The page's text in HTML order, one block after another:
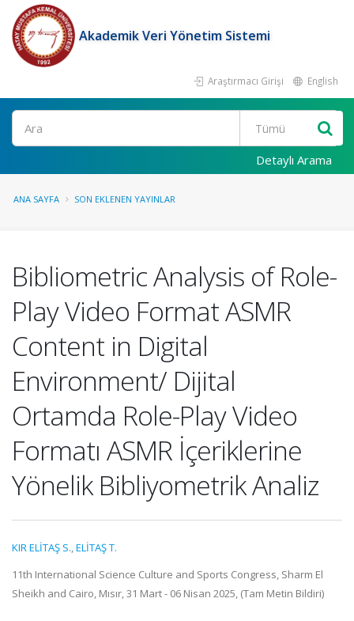
Akademik Veri Yönetim Sistemi
Araştırmacı Girişi English
Ara
Detaylı Arama
ANA SAYFA SON EKLENEN YAYINLAR
Bibliometric Analysis of Role-
Play Video Format ASMR
Content in Digital
Environment/ Dijital
Ortamda Role-Play Video
Formatı ASMR İçeriklerine
Yönelik Bibliyometrik Analiz
KIR ELİTAŞ S.,ELİTAŞ T.
11th International Science Culture and Sports Congress, Sharm El
Sheikh and Cairo, Mısır, 31 Mart - 06 Nisan 2025, (Tam Metin Bildiri)